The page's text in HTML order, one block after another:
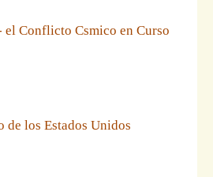
el Conflicto Csmico en Curso
de los Estados Unidos